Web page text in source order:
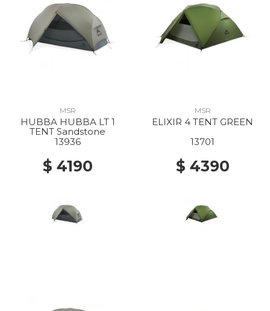
MSR
HUBBA HUBBA LT 1
TENT Sandstone
13936
$ 4190
MSR
ELIXIR 4 TENT GREEN
13701
$ 4390